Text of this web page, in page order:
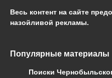
Весь контент на сайте
назойливой рекламы.
Популярные материалы
Поиски